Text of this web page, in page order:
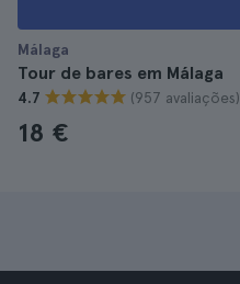
Málaga
Tour de bares em Málaga
4.7 (957 avaliações)
18 €